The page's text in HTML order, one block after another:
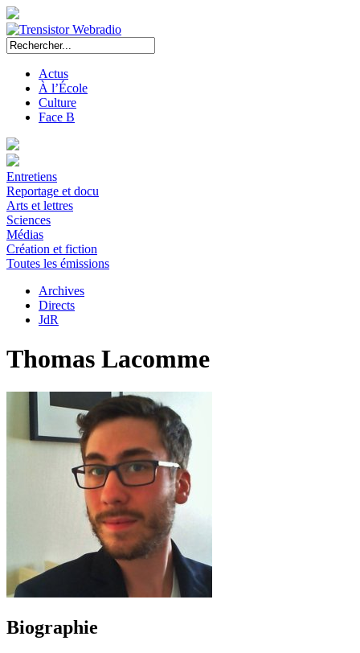
Actus
À l’École
Culture
Face B
Entretiens
Reportage et docu
Arts et lettres
Sciences
Médias
Création et fiction
Toutes les émissions
Archives
Directs
JdR
Thomas Lacomme
Biographie